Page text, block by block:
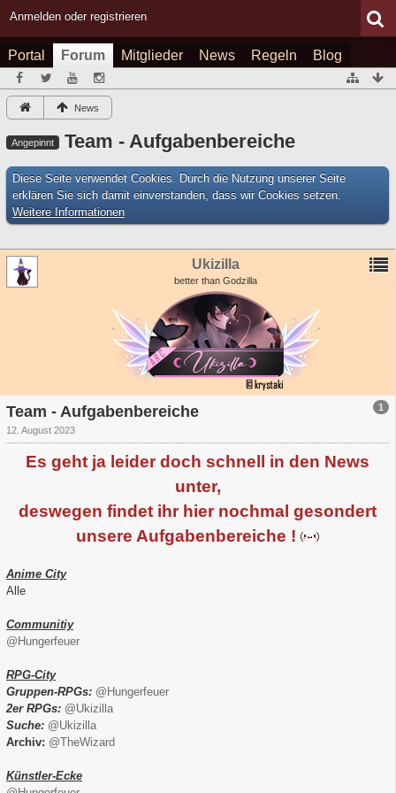
Anmelden oder registrieren
Portal Forum Mitglieder News Regeln Blog
News
Angepinnt Team - Aufgabenbereiche
Diese Seite verwendet Cookies. Durch die Nutzung unserer Seite
erklären Sie sich damit einverstanden, dass wir Cookies setzen.
Weitere Informationen
Ukizilla
better than Godzilla
1
Team - Aufgabenbereiche
12. August 2023
Es geht ja leider doch schnell in den News
unter,
deswegen findet ihr hier nochmal gesondert
unsere Aufgabenbereiche !
Anime City
Alle
Communitiy
@Hungerfeuer
RPG-City
Gruppen-RPGs: @Hungerfeuer
2er RPGs: @Ukizilla
Suche: @Ukizilla
Archiv: @TheWizard
Künstler-Ecke